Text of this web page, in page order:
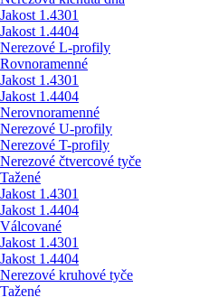
Jakost 1.4301
Jakost 1.4404
Nerezové L-profily
Rovnoramenné
Jakost 1.4301
Jakost 1.4404
Nerovnoramenné
Nerezové U-profily
Nerezové T-profily
Nerezové čtvercové tyče
Tažené
Jakost 1.4301
Jakost 1.4404
Válcované
Jakost 1.4301
Jakost 1.4404
Nerezové kruhové tyče
Tažené